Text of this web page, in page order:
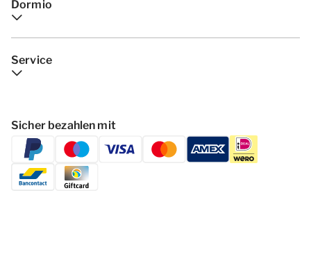
Dormio
Service
Sicher bezahlen mit